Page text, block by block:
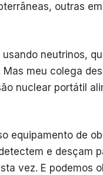
outras
usando neutrinos,
Mas meu colega
nuclear portátil
equipamento de
e desçam
vez. E podemos